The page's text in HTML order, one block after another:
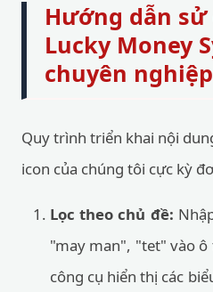
Hướng dẫn
Lucky Money
chuyên nghiệp
Quy trình triển khai nội
icon của chúng tôi cực kỳ
Lọc theo chủ đề:
"may man", "tet" vào
công cụ hiển thị các